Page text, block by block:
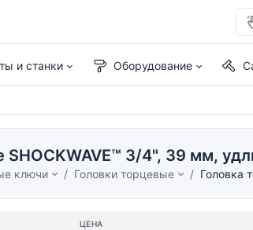
и станки Оборудование
SHOCKWAVE™ 3/4", 39 мм,
ключи Головки торцевые Головка
ЦЕНА